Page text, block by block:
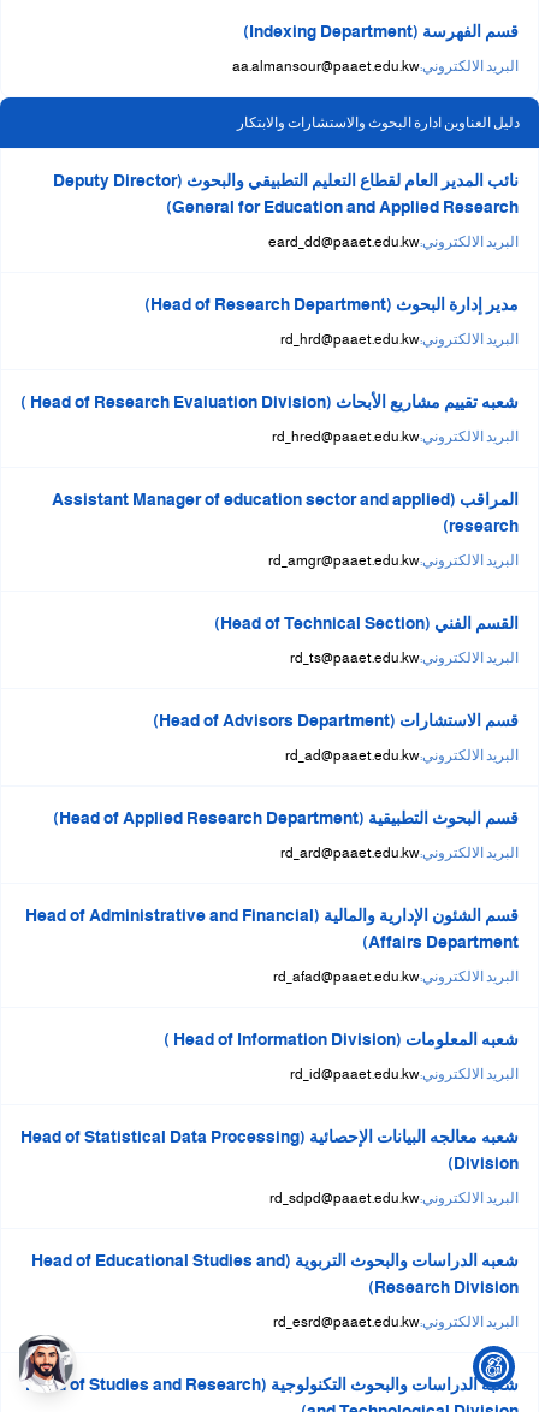
قسم الفهرسة (Indexing Department)
البريد الالكتروني:aa.almansour@paaet.edu.kw
دليل العناوين ادارة البحوث والاستشارات والابتكار
نائب المدير العام لقطاع التعليم التطبيقي والبحوث (Deputy Director
General for Education and Applied Research)
البريد الالكتروني:eard_dd@paaet.edu.kw
مدير إدارة البحوث (Head of Research Department)
البريد الالكتروني:rd_hrd@paaet.edu.kw
شعبه تقييم مشاريع الأبحاث (Head of Research Evaluation Division )
البريد الالكتروني:rd_hred@paaet.edu.kw
المراقب (Assistant Manager of education sector and applied
research)
البريد الالكتروني:rd_amgr@paaet.edu.kw
القسم الفني (Head of Technical Section)
البريد الالكتروني:rd_ts@paaet.edu.kw
قسم الاستشارات (Head of Advisors Department)
البريد الالكتروني:rd_ad@paaet.edu.kw
قسم البحوث التطبيقية (Head of Applied Research Department)
البريد الالكتروني:rd_ard@paaet.edu.kw
قسم الشئون الإدارية والمالية (Head of Administrative and Financial
Affairs Department)
البريد الالكتروني:rd_afad@paaet.edu.kw
شعبه المعلومات (Head of Information Division )
البريد الالكتروني:rd_id@paaet.edu.kw
شعبه معالجه البيانات الإحصائية (Head of Statistical Data Processing
Division)
البريد الالكتروني:rd_sdpd@paaet.edu.kw
شعبه الدراسات والبحوث التربوية (Head of Educational Studies and
Research Division)
البريد الالكتروني:rd_esrd@paaet.edu.kw
شعبه الدراسات والبحوث التكنولوجية (Head of Studies and Research